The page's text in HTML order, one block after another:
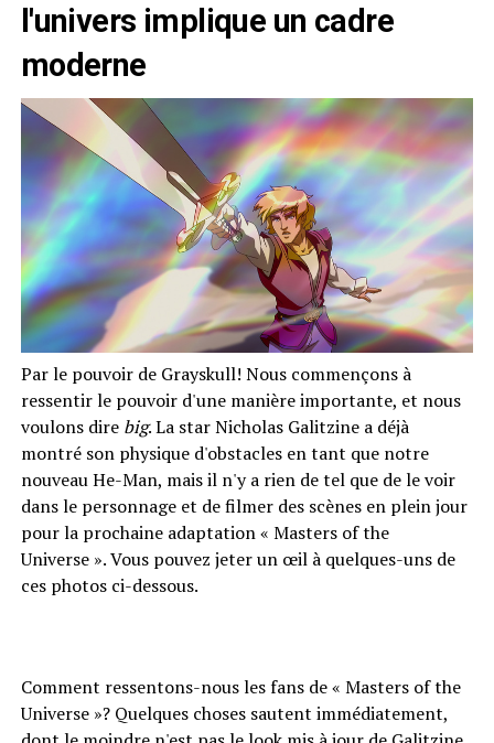
l'univers implique un cadre
moderne
Par le pouvoir de Grayskull! Nous commençons à
ressentir le pouvoir d'une manière importante, et nous
voulons dire big. La star Nicholas Galitzine a déjà
montré son physique d'obstacles en tant que notre
nouveau He-Man, mais il n'y a rien de tel que de le voir
dans le personnage et de filmer des scènes en plein jour
pour la prochaine adaptation « Masters of the
Universe ». Vous pouvez jeter un œil à quelques-uns de
ces photos ci-dessous.
Comment ressentons-nous les fans de « Masters of the
Universe »? Quelques choses sautent immédiatement,